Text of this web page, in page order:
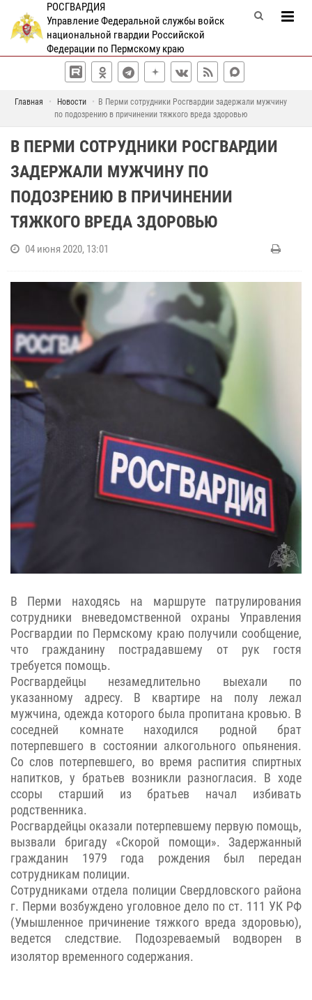
РОСГВАРДИЯ
Управление Федеральной службы войск
национальной гвардии Российской
Федерации по Пермскому краю
Главная Новости
В Перми сотрудники Росгвардии задержали мужчину
по подозрению в причинении тяжкого вреда здоровью
В ПЕРМИ СОТРУДНИКИ РОСГВАРДИИ
ЗАДЕРЖАЛИ МУЖЧИНУ ПО
ПОДОЗРЕНИЮ В ПРИЧИНЕНИИ
ТЯЖКОГО ВРЕДА ЗДОРОВЬЮ
04 июня 2020, 13:01
В Перми находясь на маршруте патрулирования
сотрудники вневедомственной охраны Управления
Росгвардии по Пермскому краю получили сообщение,
что гражданину пострадавшему от рук гостя
требуется помощь.
Росгвардейцы незамедлительно выехали по
указанному адресу. В квартире на полу лежал
мужчина, одежда которого была пропитана кровью. В
соседней комнате находился родной брат
потерпевшего в состоянии алкогольного опьянения.
Со слов потерпевшего, во время распития спиртных
напитков, у братьев возникли разногласия. В ходе
ссоры старший из братьев начал избивать
родственника.
Росгвардейцы оказали потерпевшему первую помощь,
вызвали бригаду «Скорой помощи». Задержанный
гражданин 1979 года рождения был передан
сотрудникам полиции.
Сотрудниками отдела полиции Свердловского района
г. Перми возбуждено уголовное дело по ст. 111 УК РФ
(Умышленное причинение тяжкого вреда здоровью),
ведется следствие. Подозреваемый водворен в
изолятор временного содержания.